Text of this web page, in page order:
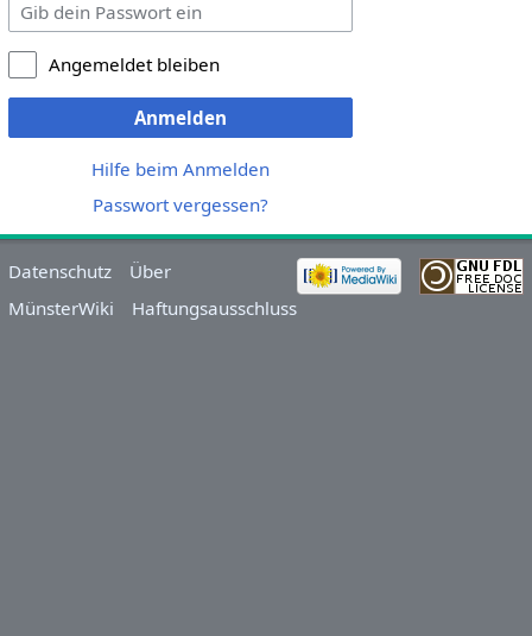
Angemeldet bleiben
Anmelden
Hilfe beim Anmelden
Passwort vergessen?
Datenschutz
Über
MünsterWiki
Haftungsausschluss